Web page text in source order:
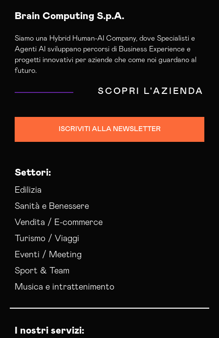
Brain Computing S.p.A.
Siamo una Hybrid Human-AI Company, dove Specialisti e
Agenti AI sviluppano percorsi di Business Experience e
progetti innovativi per aziende che come noi guardano al
futuro.
SCOPRI L'AZIENDA
ISCRIVITI ALLA NEWSLETTER
Settori:
Edilizia
Sanità e Benessere
Vendita / E-commerce
Turismo / Viaggi
Eventi / Meeting
Sport & Team
Musica e intrattenimento
I nostri servizi: